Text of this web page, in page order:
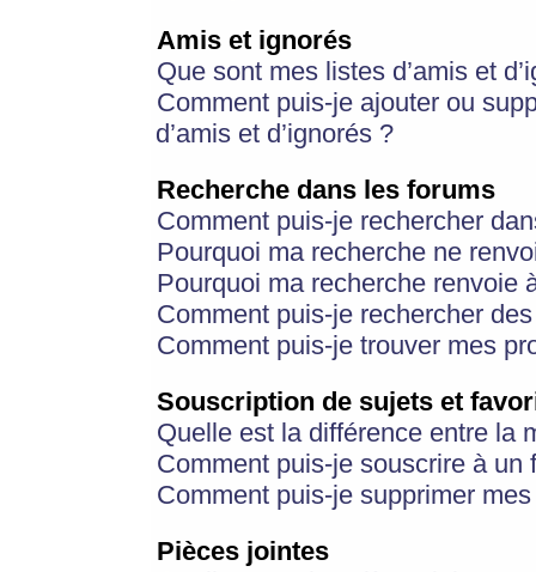
Amis et ignorés
Que sont mes listes d’amis et
Comment puis-je ajouter ou
d’amis et d’ignorés ?
Recherche dans les forums
Comment puis-je rechercher
Pourquoi ma recherche ne
Pourquoi ma recherche renvoie
Comment puis-je rechercher
Comment puis-je trouver mes
Souscription de sujets et
Quelle est la différence entre la
Comment puis-je souscrire à
Comment puis-je supprimer
Pièces jointes